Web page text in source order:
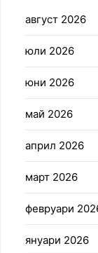
август 2026
юли 2026
юни 2026
май 2026
април 2026
март 2026
февруари
януари 2026